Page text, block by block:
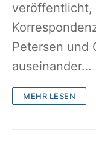
veröffentlicht,
Petersen und
auseinander…
MEHR LESEN